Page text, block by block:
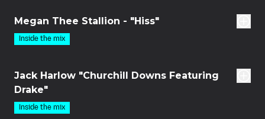
Megan Thee Stallion - "Hiss"
Inside the mix
Jack Harlow "Churchill Downs Featuring
Drake"
Inside the mix